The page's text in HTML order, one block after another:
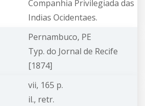
Companhia Privilegiada das
Indias Ocidentaes.
Pernambuco, PE
Typ. do Jornal de Recife
[1874]
vii, 165 p.
il., retr.